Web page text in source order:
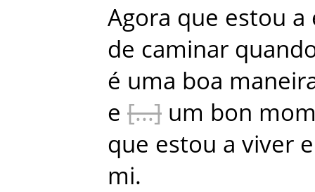
Agora que estou a
de caminar
é uma boa
e
um bon
que estou a viver e
mi.